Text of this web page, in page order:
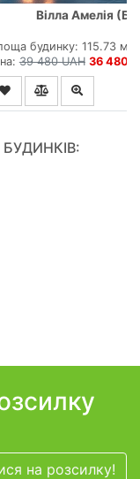
Вілла Амелія
будинку: 115.73 м
39 480 UAH 36 480
на розсилку!